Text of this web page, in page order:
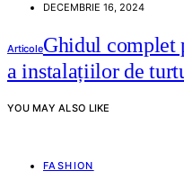
DECEMBRIE 16, 2024
ArticoleGhidul complet
a instalațiilor de
YOU MAY ALSO LIKE
FASHION